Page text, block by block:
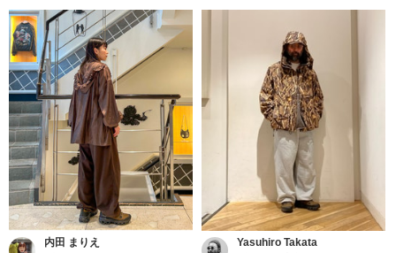
内田 まりえ
Yasuhiro Takata